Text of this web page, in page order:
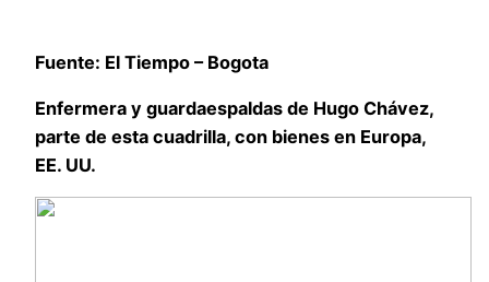
Fuente: El Tiempo – Bogota
Enfermera y guardaespaldas de Hugo Chávez,
parte de esta cuadrilla, con bienes en Europa,
EE. UU.